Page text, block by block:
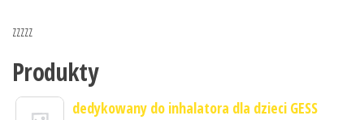
zzzzz
Produkty
dedykowany do inhalatora dla dzieci GESS